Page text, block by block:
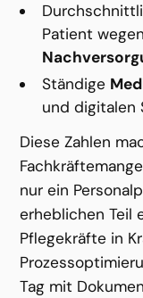
Patient wegen
Ständige
und digitalen
Diese Zahlen
nur ein
erheblichen Teil
Pflegekräfte in
Tag mit